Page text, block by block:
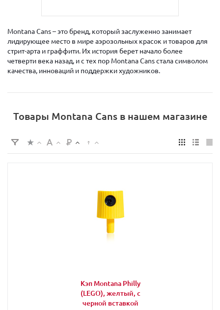
Montana Cans – это бренд, который заслуженно занимает
лидирующее место в мире аэрозольных красок и товаров для
стрит-арта и граффити. Их история берет начало более
четверти века назад, и с тех пор Montana Cans стала символом
качества, инноваций и поддержки художников.
Товары Montana Cans в нашем магазине
Кэп Montana Philly
(LEGO), желтый, с
черной вставкой